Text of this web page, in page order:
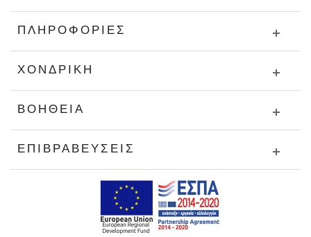
ΠΛΗΡΟΦΟΡΊΕΣ
ΧΟΝΔΡΙΚΉ
ΒΟΉΘΕΙΑ
ΕΠΙΒΡΑΒΕΎΣΕΙΣ